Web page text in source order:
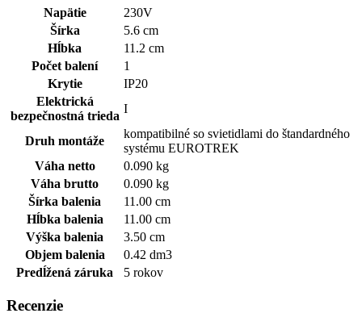
Napätie
230V
Šírka
5.6 cm
Hĺbka
11.2 cm
Počet balení
1
Krytie
IP20
Elektrická
bezpečnostná trieda
I
Druh montáže
kompatibilné so svietidlami do štandardného
systému EUROTREK
Váha netto
0.090 kg
Váha brutto
0.090 kg
Šírka balenia
11.00 cm
Hĺbka balenia
11.00 cm
Výška balenia
3.50 cm
Objem balenia
0.42 dm3
Predĺžená záruka
5 rokov
Recenzie